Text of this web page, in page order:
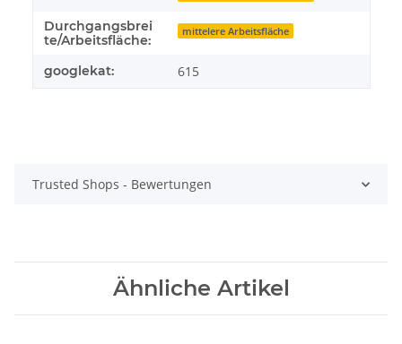
Durchgangsbrei
te/Arbeitsfläche:
mittelere Arbeitsfläche
googlekat: 615
Trusted Shops - Bewertungen
Ähnliche Artikel